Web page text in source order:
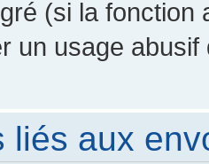
(si la fonction
un usage
liés aux